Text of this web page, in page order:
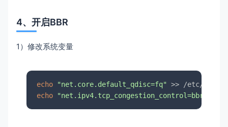
4、开启BBR
1）修改系统变量
echo
"net.core.default_qdisc=fq"
echo
"net.ipv4.tcp_congestion_control=bbr"